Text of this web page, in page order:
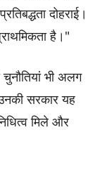
दोहराई।
है।"
भी अलग
सरकार यह
मिले और